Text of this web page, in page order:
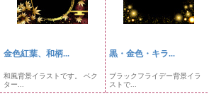
金色紅葉、和柄...
和風背景イラストです。 ベク
ター...
黒・金色・キラ...
ブラックフライデー背景イラ
ストで...